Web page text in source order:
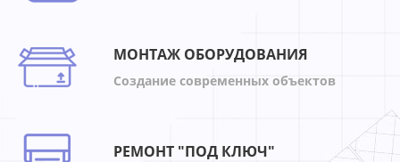
МОНТАЖ ОБОРУДОВАНИЯ
Создание современных объектов
РЕМОНТ "ПОД КЛЮЧ"